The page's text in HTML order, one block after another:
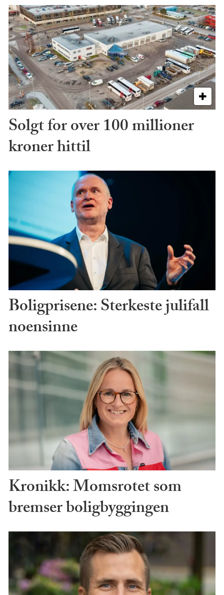
Solgt for over 100 millioner
kroner hittil
Boligprisene: Sterkeste julifall
noensinne
Kronikk: Momsrotet som
bremser boligbyggingen